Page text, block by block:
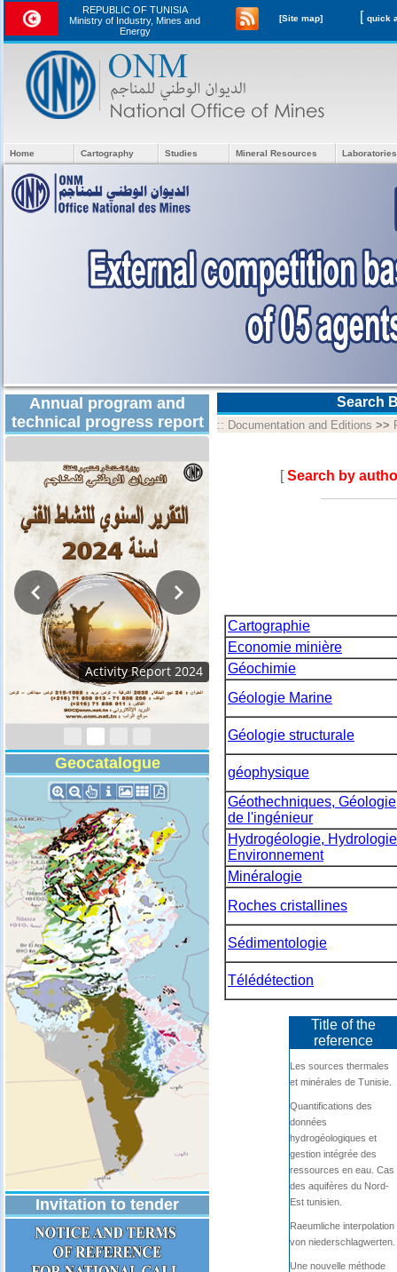
REPUBLIC OF TUNISIA
Ministry of Industry, Mines and
Energy
[Site map] [
Home Cartography Studies Mineral Resources
Annual program and
technical progress report
Technical Program
2026
Geocatalogue
Invitation to tender
Search
:: Documentation and Editions >>
[Search by
Cartographie
Economie minière
Géochimie
Géologie Marine
Géologie structurale
géophysique
Géothechniques, Géologie
de l'ingénieur
Hydrogéologie,
Environnement
Minéralogie
Roches cristallines
Sédimentologie
Télédétection
Title of the
reference
Les sources thermales
et minérales de Tunisie.
Quantifications des
données
hydrogéologiques et
gestion intégrée des
ressources en eau. Cas
des aquifères du Nord-
Est tunisien.
Raeumliche interpolation
von niederschlagwerten.
Une nouvelle méthode